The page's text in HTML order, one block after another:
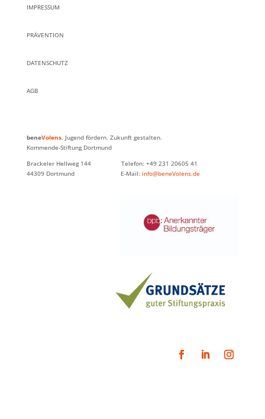
IMPRESSUM
PRÄVENTION
DATENSCHUTZ
AGB
beneVolens. Jugend fördern. Zukunft gestalten.
Kommende-Stiftung Dortmund
Brackeler Hellweg 144 Telefon: +49 231 20605 41
44309 Dortmund E-Mail: info@beneVolens.de